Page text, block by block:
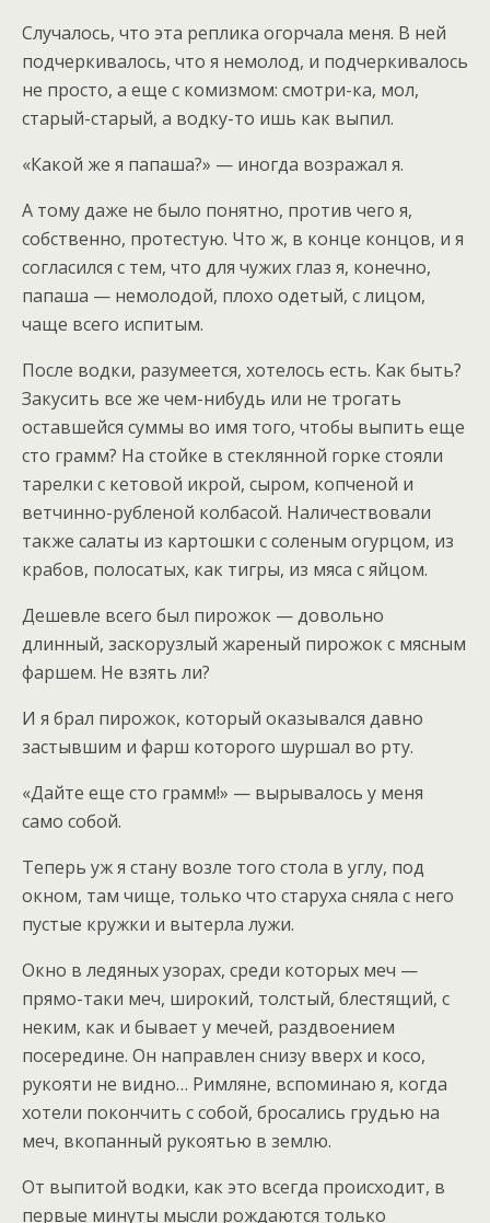
Случалось, что эта реплика огорчала меня. В ней
подчеркивалось, что я немолод, и подчеркивалось
не просто, а еще с комизмом: смотри-ка, мол,
старый-старый, а водку-то ишь как выпил.
«Какой же я папаша?» — иногда возражал я.
А тому даже не было понятно, против чего я,
собственно, протестую. Что ж, в конце концов, и я
согласился с тем, что для чужих глаз я, конечно,
папаша — немолодой, плохо одетый, с лицом,
чаще всего испитым.
После водки, разумеется, хотелось есть. Как быть?
Закусить все же чем-нибудь или не трогать
оставшейся суммы во имя того, чтобы выпить еще
сто грамм? На стойке в стеклянной горке стояли
тарелки с кетовой икрой, сыром, копченой и
ветчинно-рубленой колбасой. Наличествовали
также салаты из картошки с соленым огурцом, из
крабов, полосатых, как тигры, из мяса с яйцом.
Дешевле всего был пирожок — довольно
длинный, заскорузлый жареный пирожок с мясным
фаршем. Не взять ли?
И я брал пирожок, который оказывался давно
застывшим и фарш которого шуршал во рту.
«Дайте еще сто грамм!» — вырывалось у меня
само собой.
Теперь уж я стану возле того стола в углу, под
окном, там чище, только что старуха сняла с него
пустые кружки и вытерла лужи.
Окно в ледяных узорах, среди которых меч —
прямо-таки меч, широкий, толстый, блестящий, с
неким, как и бывает у мечей, раздвоением
посередине. Он направлен снизу вверх и косо,
рукояти не видно… Римляне, вспоминаю я, когда
хотели покончить с собой, бросались грудью на
меч, вкопанный рукоятью в землю.
От выпитой водки, как это всегда происходит, в
первые минуты мысли рождаются только